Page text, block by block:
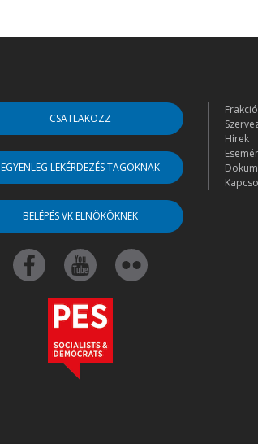
CSATLAKOZZ
EGYENLEG LEKÉRDEZÉS TAGOKNAK
BELÉPÉS VK ELNÖKÖKNEK
Frakció
Hírek